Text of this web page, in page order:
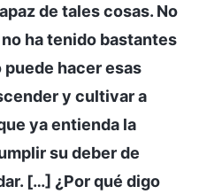
de tales cosas. No
ha tenido bastantes
hacer esas
y cultivar a
ya entienda la
su deber de
[…] ¿Por qué digo